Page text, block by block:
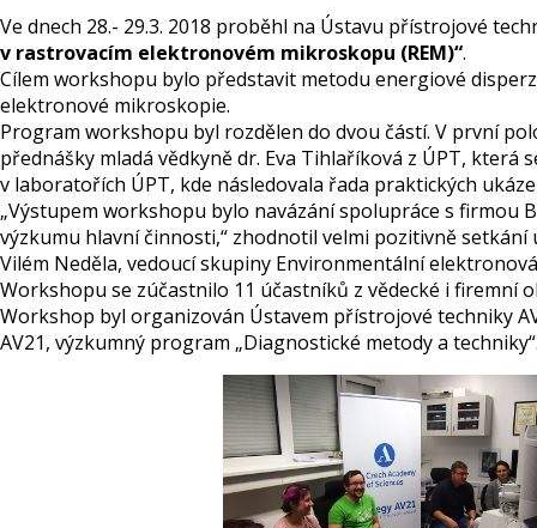
Ve dnech 28.- 29.3. 2018 proběhl na Ústavu přístrojové
v rastrovacím elektronovém mikroskopu (REM)“.
Cílem workshopu bylo představit metodu energiové
elektronové mikroskopie.
Program workshopu byl rozdělen do dvou částí. V první
přednášky mladá vědkyně dr. Eva Tihlaříková z ÚPT,
v laboratořích ÚPT, kde následovala řada praktických
„Výstupem workshopu bylo navázání spolupráce s firmou
výzkumu hlavní činnosti,“ zhodnotil velmi pozitivně
Vilém Neděla, vedoucí skupiny Environmentální
Workshopu se zúčastnilo 11 účastníků z vědecké i firemní
Workshop byl organizován Ústavem přístrojové techniky
AV21, výzkumný program „Diagnostické metody a